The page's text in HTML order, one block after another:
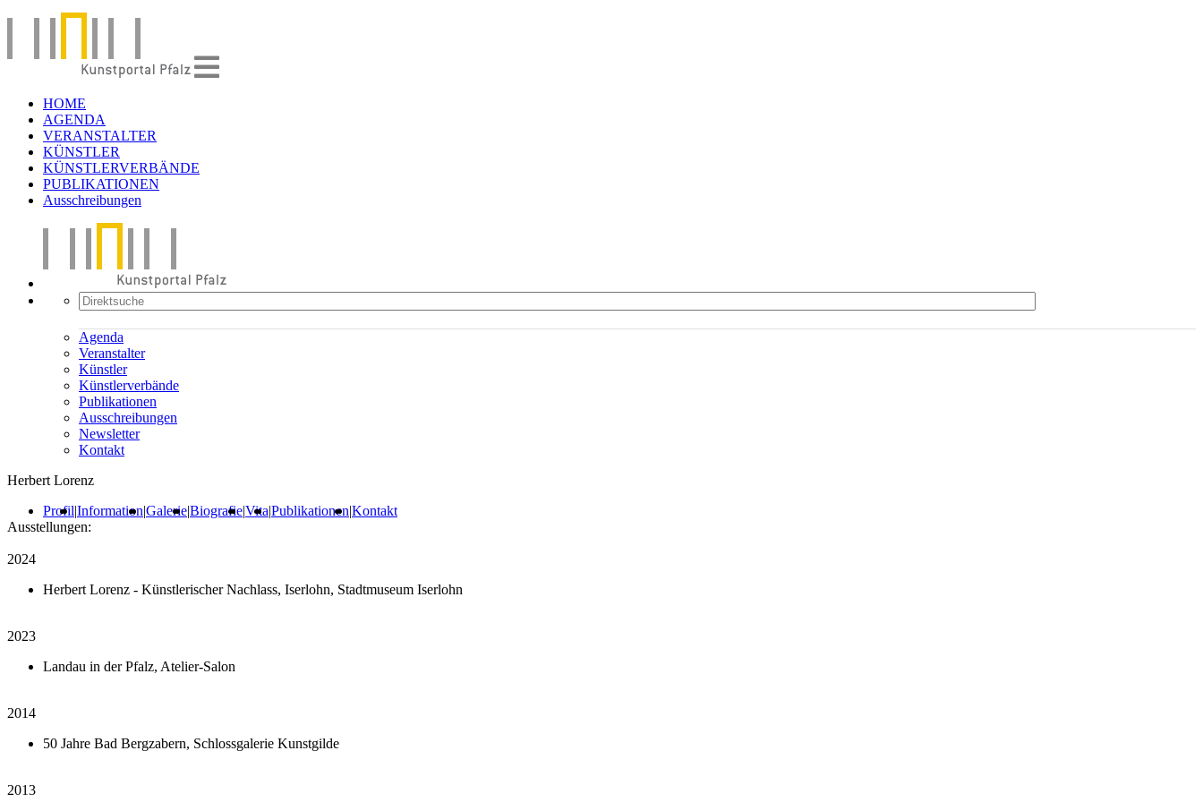
HOME
AGENDA
VERANSTALTER
KÜNSTLER
KÜNSTLERVERBÄNDE
PUBLIKATIONEN
Ausschreibungen
Agenda
Veranstalter
Künstler
Künstlerverbände
Publikationen
Ausschreibungen
Newsletter
Kontakt
Herbert Lorenz
Profil|Information|Galerie|Biografie|Vita|Publikationen|Kontakt
Ausstellungen:
2024
Herbert Lorenz - Künstlerischer Nachlass, Iserlohn, Stadtmuseum Iserlohn
2023
Landau in der Pfalz, Atelier-Salon
2014
50 Jahre Bad Bergzabern, Schlossgalerie Kunstgilde
2013